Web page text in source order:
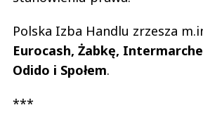
Polska Izba Handlu zrzesza
Eurocash, Żabkę,
Odido i Społem.
***